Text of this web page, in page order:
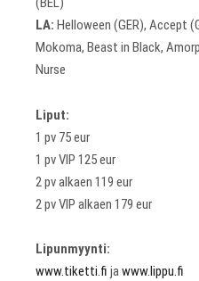
LA: Helloween (GER), Accept
Mokoma, Beast in Black,
Nurse
Liput:
1 pv 75 eur
1 pv VIP 125 eur
2 pv alkaen 119 eur
2 pv VIP alkaen 179 eur
Lipunmyynti:
www.tiketti.fi jawww.lippu.fi